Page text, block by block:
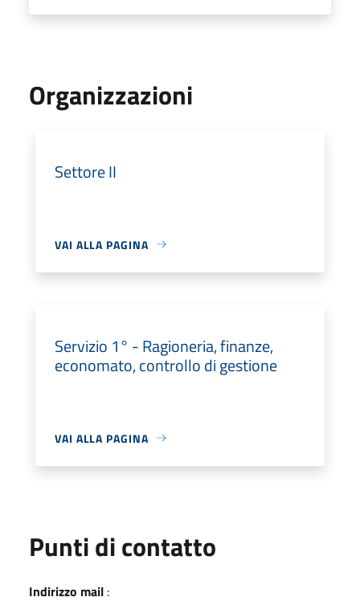
Organizzazioni
Settore II
VAI ALLA PAGINA
Servizio 1° - Ragioneria, finanze,
economato, controllo di gestione
VAI ALLA PAGINA
Punti di contatto
Indirizzo mail :